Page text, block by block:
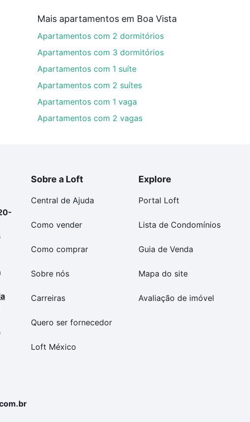
Mais apartamentos em Boa Vista
Apartamentos com 2 dormitórios
Apartamentos com 3 dormitórios
Apartamentos com 1 suíte
Apartamentos com 2 suítes
Apartamentos com 1 vaga
Apartamentos com 2 vagas
Sobre a Loft
Central de Ajuda
Como vender
Como comprar
Sobre nós
Carreiras
Quero ser fornecedor
Loft México
Explore
Portal Loft
Lista de Condomínios
Guia de Venda
Mapa do site
Avaliação de imóvel